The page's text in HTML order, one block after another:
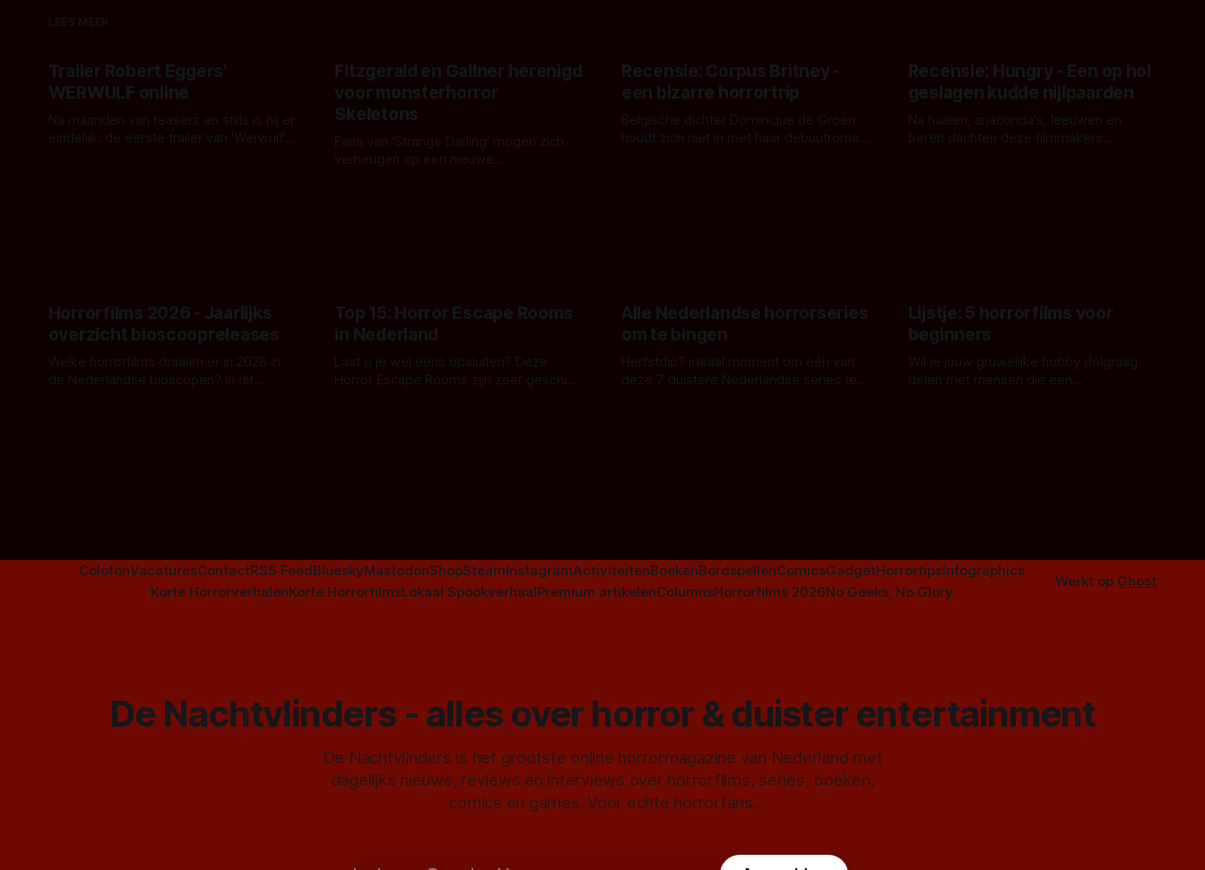
LEES MEER
Trailer Robert Eggers'
WERWULF online
Na maanden van teasers en stills is hij er
eindelijk: de eerste trailer van 'Werwulf'.
Fitzgerald en Gallner herenigd
voor monsterhorror
Skeletons
Fans van 'Strange Darling' mogen zich
verheugen op een nieuwe
Recensie: Corpus Britney -
een bizarre horrortrip
Belgische dichter Dominique de Groen
houdt zich niet in met haar debuutroman.
Recensie: Hungry - Een op hol
geslagen kudde nijlpaarden
Na haaien, anaconda's, leeuwen en
beren dachten deze filmmakers:
Horrorfilms 2026 - Jaarlijks
overzicht bioscoopreleases
Welke horrorfilms draaien er in 2026 in
de Nederlandse bioscopen? In dit
Top 15: Horror Escape Rooms
in Nederland
Laat jij je wel eens opsluiten? Deze
Horror Escape Rooms zijn zeer geschikt
Alle Nederlandse horrorseries
om te bingen
Herfstdip? Ideaal moment om één van
deze 7 duistere Nederlandse series te
Lijstje: 5 horrorfilms voor
beginners
Wil je jouw gruwelijke hobby dolgraag
delen met mensen die een
ColofonVacaturesContactRSS FeedBlueskyMastodonShopSteamInstagramActiviteitenBoekenBordspellenComicsGadgetHorrortipsInfographics
Korte HorrorverhalenKorte HorrorfilmsLokaal SpookverhaalPremium artikelenColumnsHorrorfilms 2026No Geeks, No Glory
Werkt op Ghost
De Nachtvlinders - alles over horror & duister entertainment
De Nachtvlinders is het grootste online horrormagazine van Nederland met
dagelijks nieuws, reviews en interviews over horrorfilms, series, boeken,
comics en games. Voor echte horrorfans.